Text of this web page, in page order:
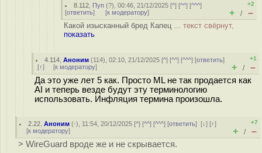
8.112 Пуп (?), 00:46, 21/12/2025 [^] [^^] [^^^]
[ответить] [к модератору]
+2
+ / –
Какой изысканный бред Капец ... текст свёрнут,
показать
4.114 ,Аноним (114), 02:10, 21/12/2025 [^] [^^] [^^^] [ответить]
[↑] [к модератору]
+1
+ / –
Да это уже лет 5 как. Просто ML не так продается как
AI и теперь везде будут эту терминологию
использовать. Инфляция термина произошла.
2.22 ,Аноним (-), 11:54, 20/12/2025 [^] [^^] [^^^] [ответить][↓] [↑]
[к модератору]
+7
+ / –
> WireGuard вроде же и не скрывается.